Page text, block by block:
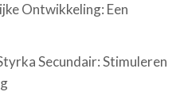
Ontwikkeling: Een
Secundair: Stimuleren